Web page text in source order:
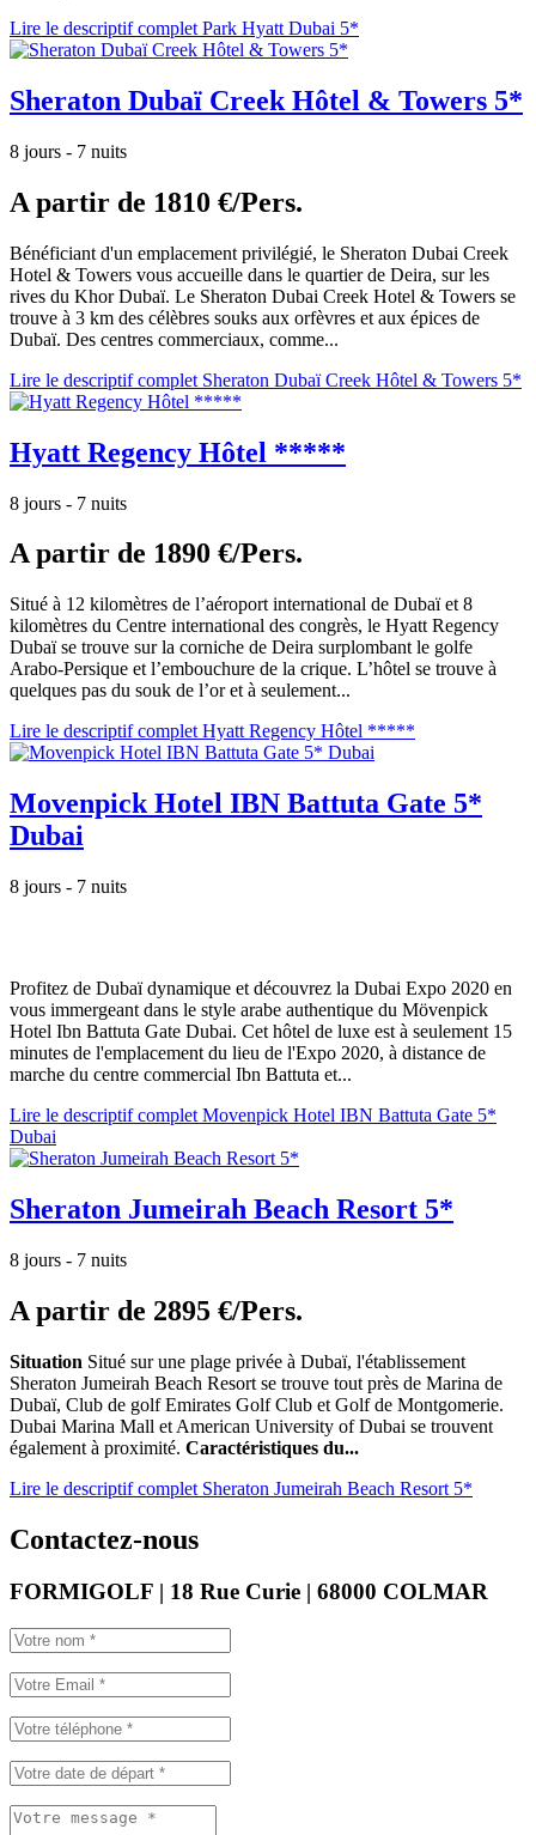
Lire le descriptif complet Park Hyatt Dubai 5*
Sheraton Dubaï Creek Hôtel & Towers 5*
8 jours - 7 nuits
A partir de 1810 €/Pers.
Bénéficiant d'un emplacement privilégié, le Sheraton Dubai Creek
Hotel & Towers vous accueille dans le quartier de Deira, sur les
rives du Khor Dubaï. Le Sheraton Dubai Creek Hotel & Towers se
trouve à 3 km des célèbres souks aux orfèvres et aux épices de
Dubaï. Des centres commerciaux, comme...
Lire le descriptif complet Sheraton Dubaï Creek Hôtel & Towers 5*
Hyatt Regency Hôtel *****
8 jours - 7 nuits
A partir de 1890 €/Pers.
Situé à 12 kilomètres de l’aéroport international de Dubaï et 8
kilomètres du Centre international des congrès, le Hyatt Regency
Dubaï se trouve sur la corniche de Deira surplombant le golfe
Arabo-Persique et l’embouchure de la crique. L’hôtel se trouve à
quelques pas du souk de l’or et à seulement...
Lire le descriptif complet Hyatt Regency Hôtel *****
Movenpick Hotel IBN Battuta Gate 5*
Dubai
8 jours - 7 nuits
Profitez de Dubaï dynamique et découvrez la Dubai Expo 2020 en
vous immergeant dans le style arabe authentique du Mövenpick
Hotel Ibn Battuta Gate Dubai. Cet hôtel de luxe est à seulement 15
minutes de l'emplacement du lieu de l'Expo 2020, à distance de
marche du centre commercial Ibn Battuta et...
Lire le descriptif complet Movenpick Hotel IBN Battuta Gate 5*
Dubai
Sheraton Jumeirah Beach Resort 5*
8 jours - 7 nuits
A partir de 2895 €/Pers.
Situation Situé sur une plage privée à Dubaï, l'établissement
Sheraton Jumeirah Beach Resort se trouve tout près de Marina de
Dubaï, Club de golf Emirates Golf Club et Golf de Montgomerie.
Dubai Marina Mall et American University of Dubai se trouvent
également à proximité. Caractéristiques du...
Lire le descriptif complet Sheraton Jumeirah Beach Resort 5*
Contactez-nous
FORMIGOLF | 18 Rue Curie | 68000 COLMAR